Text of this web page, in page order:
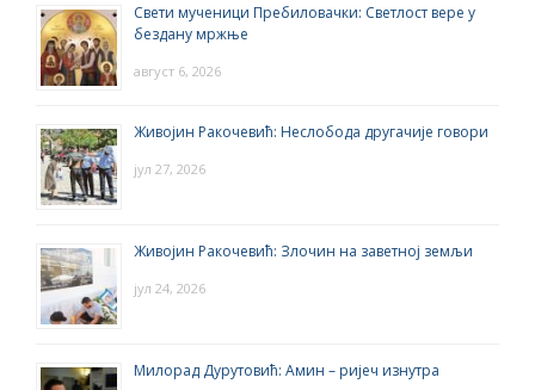
Свети мученици Пребиловачки: Светлост вере у
бездану мржње
август 6, 2026
Живојин Ракочевић: Неслобода другачије говори
јул 27, 2026
Живојин Ракочевић: Злочин на заветној земљи
јул 24, 2026
Милорад Дурутовић: Амин – ријеч изнутра